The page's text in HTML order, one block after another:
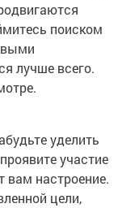
поиском
лучше всего.
уделить
участие
вам настроение.
цели,